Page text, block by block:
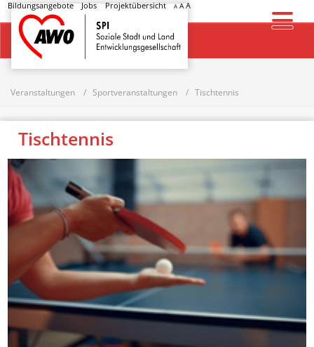
Bildungsangebote Jobs Projektübersicht A AA
Startseite
Veranstaltungen Sportveranstaltungen Tischtennis
Tischtennis